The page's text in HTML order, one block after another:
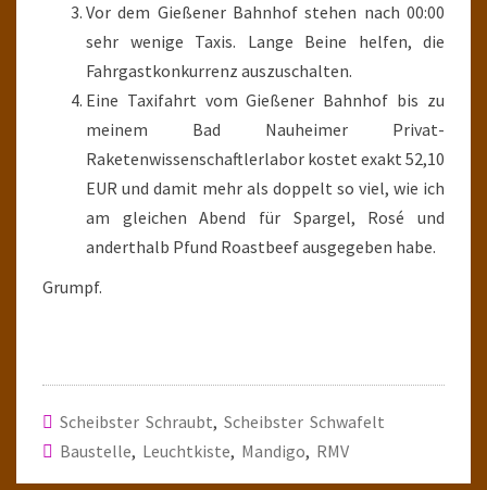
Vor dem Gießener Bahnhof stehen nach 00:00
sehr wenige Taxis. Lange Beine helfen, die
Fahrgastkonkurrenz auszuschalten.
Eine Taxifahrt vom Gießener Bahnhof bis zu
meinem Bad Nauheimer Privat-
Raketenwissenschaftlerlabor kostet exakt 52,10
EUR und damit mehr als doppelt so viel, wie ich
am gleichen Abend für Spargel, Rosé und
anderthalb Pfund Roastbeef ausgegeben habe.
Grumpf.
Scheibster Schraubt, Scheibster Schwafelt
Baustelle, Leuchtkiste, Mandigo, RMV